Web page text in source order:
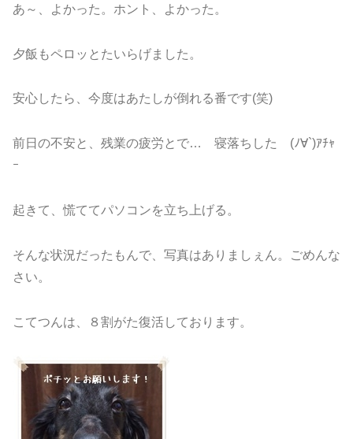
あ～、よかった。ホント、よかった。
夕飯もペロッとたいらげました。
安心したら、今度はあたしが倒れる番です(笑)
前日の不安と、残業の疲労とで… 寝落ちした (ﾉ∀`)ｱﾁｬ
ｰ
起きて、慌ててパソコンを立ち上げる。
そんな状況だったもんで、写真はありましぇん。ごめんな
さい。
こてつんは、８割がた復活しております。